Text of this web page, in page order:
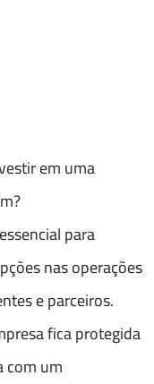
em uma
para
nas operações
e parceiros.
fica protegida
com um